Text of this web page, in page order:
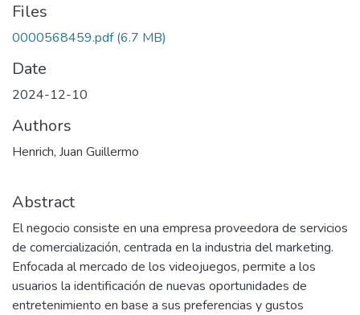
Files
0000568459.pdf (6.7 MB)
Date
2024-12-10
Authors
Henrich, Juan Guillermo
Abstract
El negocio consiste en una empresa proveedora de servicios
de comercialización, centrada en la industria del marketing.
Enfocada al mercado de los videojuegos, permite a los
usuarios la identificación de nuevas oportunidades de
entretenimiento en base a sus preferencias y gustos